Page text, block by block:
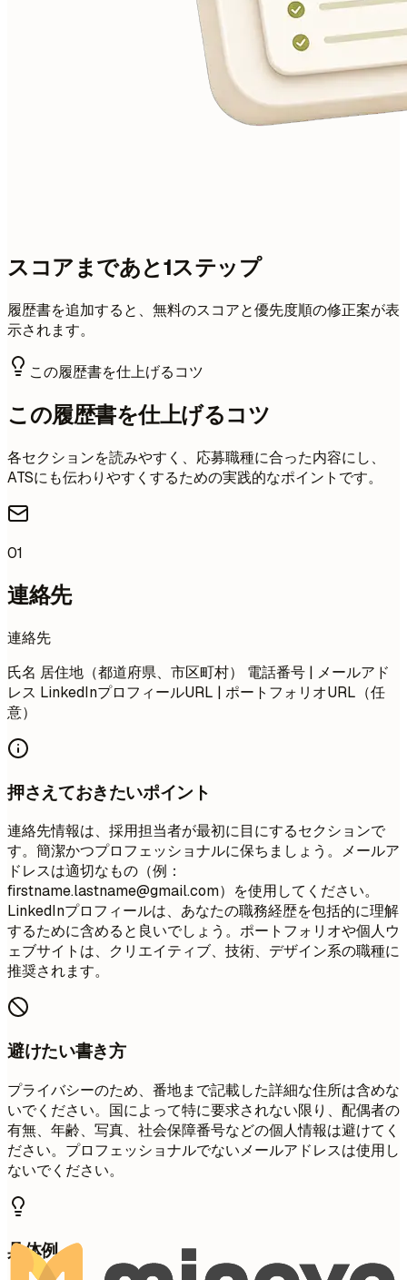
スコアまであと1ステップ
履歴書を追加すると、無料のスコアと優先度順の修正案が表
示されます。
この履歴書を仕上げるコツ
この履歴書を仕上げるコツ
各セクションを読みやすく、応募職種に合った内容にし、
ATSにも伝わりやすくするための実践的なポイントです。
01
連絡先
連絡先
氏名 居住地（都道府県、市区町村） 電話番号 | メールアド
レス LinkedInプロフィールURL | ポートフォリオURL（任
意）
押さえておきたいポイント
連絡先情報は、採用担当者が最初に目にするセクションで
す。簡潔かつプロフェッショナルに保ちましょう。メールア
ドレスは適切なもの（例：
firstname.lastname@gmail.com）を使用してください。
LinkedInプロフィールは、あなたの職務経歴を包括的に理解
するために含めると良いでしょう。ポートフォリオや個人ウ
ェブサイトは、クリエイティブ、技術、デザイン系の職種に
推奨されます。
避けたい書き方
プライバシーのため、番地まで記載した詳細な住所は含めな
いでください。国によって特に要求されない限り、配偶者の
有無、年齢、写真、社会保障番号などの個人情報は避けてく
ださい。プロフェッショナルでないメールアドレスは使用し
ないでください。
具体例